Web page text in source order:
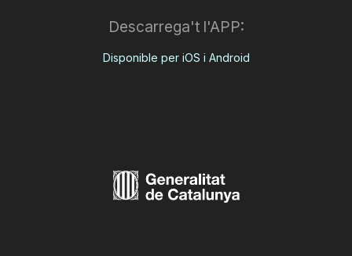
Descarrega't l'APP:
Disponible per iOS i Android